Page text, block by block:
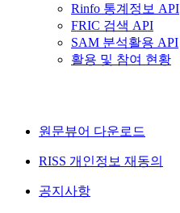
Rinfo 통계정보 API
FRIC 검색 API
SAM 분석활용 API
활용 및 참여 현황
원문뷰어 다운로드
RISS 개인정보 재동의
공지사항